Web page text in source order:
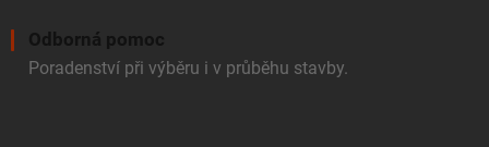
Odborná pomoc
Poradenství při výběru i v průběhu stavby.